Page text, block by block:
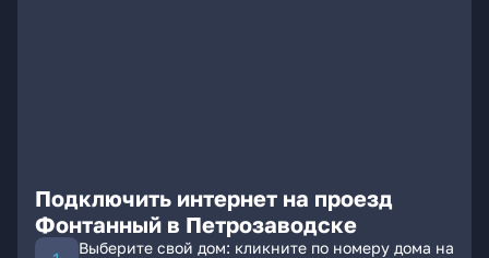
Подключить интернет на проезд
Фонтанный в Петрозаводске
Выберите свой дом: кликните по номеру дома на